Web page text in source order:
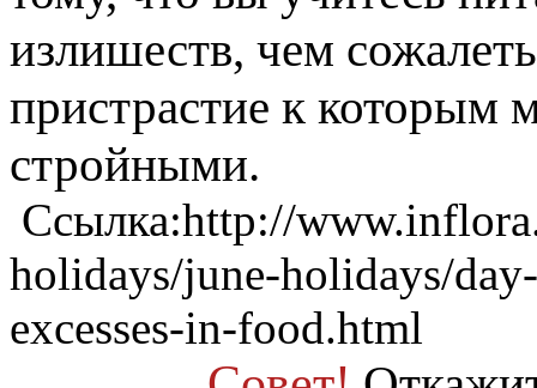
излишеств, чем
пристрастие к которым
стройными.
Ссылка:http://
holidays/june-holidays/
excesses-in-food.html